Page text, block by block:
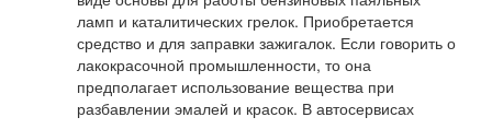
ламп и каталитических грелок. Приобретается
средство и для заправки зажигалок. Если говорить о
лакокрасочной промышленности, то она
предполагает использование вещества при
разбавлении эмалей и красок. В автосервисах